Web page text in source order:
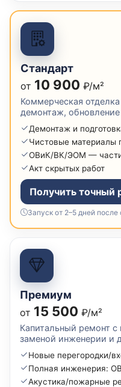
Стандарт
от 10 900 ₽/м²
Коммерческая
демонтаж,
Демонтаж и
Чистовые материалы
ОВиК/ВК/ЭОМ —
Акт скрытых работ
Получить точный
Запуск от 2–5 дней после
Премиум
от 15 500 ₽/м²
Капитальный ремонт
заменой инженерии и
Новые перегородки/
Полная инженерия:
Акустика/пожарные